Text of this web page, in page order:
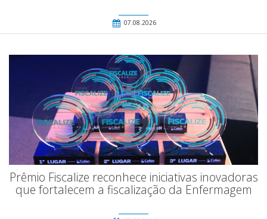
07.08.2026
Prêmio Fiscalize reconhece iniciativas inovadoras
que fortalecem a fiscalização da Enfermagem